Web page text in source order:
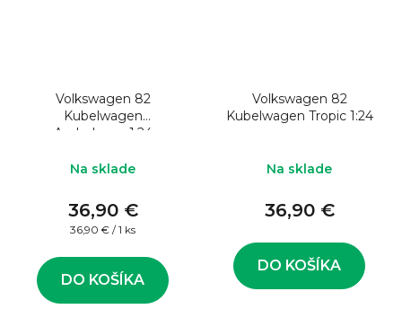
Volkswagen 82
Kubelwagen
Ambulance 1:24
Na sklade
36,90 €
Jednotková
36,90 € / 1 ks
DO KOŠÍKA
Volkswagen 82
Kubelwagen Tropic 1:24
Na sklade
36,90 €
DO KOŠÍKA